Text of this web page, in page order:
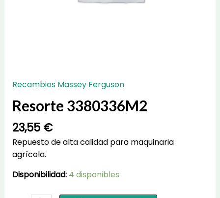
Recambios Massey Ferguson
Resorte 3380336M2
23,55 €
Repuesto de alta calidad para maquinaria
agrícola.
Disponibilidad: 4 disponibles